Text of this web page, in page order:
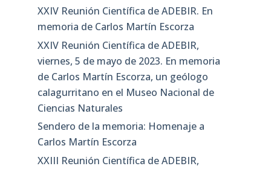
XXIV Reunión Científica de ADEBIR. En
memoria de Carlos Martín Escorza
XXIV Reunión Científica de ADEBIR,
viernes, 5 de mayo de 2023. En memoria
de Carlos Martín Escorza, un geólogo
calagurritano en el Museo Nacional de
Ciencias Naturales
Sendero de la memoria: Homenaje a
Carlos Martín Escorza
XXIII Reunión Científica de ADEBIR,